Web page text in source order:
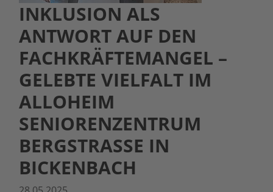
INKLUSION ALS
ANTWORT AUF DEN
FACHKRÄFTEMANGEL –
GELEBTE VIELFALT IM
ALLOHEIM
SENIORENZENTRUM
BERGSTRASSE IN B
ICKENBACH